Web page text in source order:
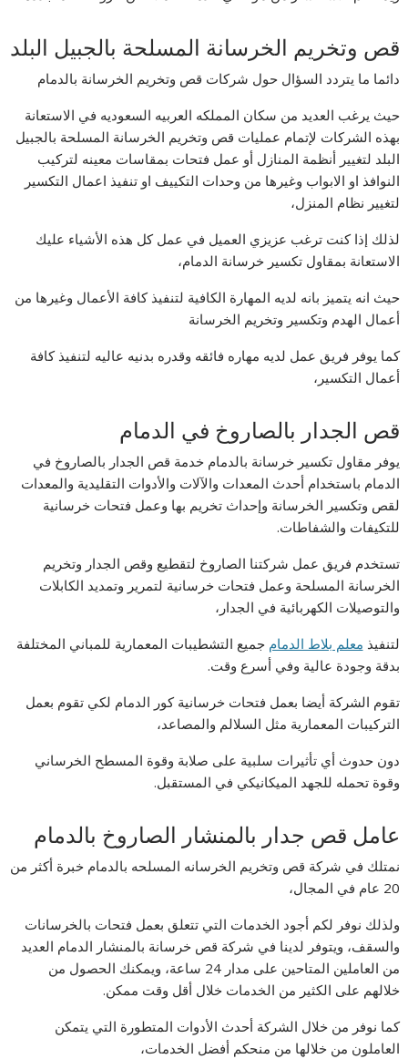
قص وتخريم الخرسانة المسلحة بالجبيل البلد
دائما ما يتردد السؤال حول شركات قص وتخريم الخرسانة بالدمام
حيث يرغب العديد من سكان المملكه العربيه السعوديه في الاستعانة
بهذه الشركات لإتمام عمليات قص وتخريم الخرسانة المسلحة بالجبيل
البلد لتغيير أنظمة المنازل أو عمل فتحات بمقاسات معينه لتركيب
النوافذ او الابواب وغيرها من وحدات التكييف او تنفيذ اعمال التكسير
لتغيير نظام المنزل،
لذلك إذا كنت ترغب عزيزي العميل في عمل كل هذه الأشياء عليك
الاستعانة بمقاول تكسير خرسانة الدمام،
حيث انه يتميز بانه لديه المهارة الكافية لتنفيذ كافة الأعمال وغيرها من
أعمال الهدم وتكسير وتخريم الخرسانة
كما يوفر فريق عمل لديه مهاره فائقه وقدره بدنيه عاليه لتنفيذ كافة
أعمال التكسير،
قص الجدار بالصاروخ في الدمام
يوفر مقاول تكسير خرسانة بالدمام خدمة قص الجدار بالصاروخ في
الدمام باستخدام أحدث المعدات والآلات والأدوات التقليدية والمعدات
لقص وتكسير الخرسانة وإحداث تخريم بها وعمل فتحات خرسانية
للتكيفات والشفاطات.
تستخدم فريق عمل شركتنا الصاروخ لتقطيع وقص الجدار وتخريم
الخرسانة المسلحة وعمل فتحات خرسانية لتمرير وتمديد الكابلات
والتوصيلات الكهربائية في الجدار،
لتنفيذ معلم بلاط الدمام جميع التشطيبات المعمارية للمباني المختلفة
بدقة وجودة عالية وفي أسرع وقت.
تقوم الشركة أيضا بعمل فتحات خرسانية كور الدمام لكي تقوم بعمل
التركيبات المعمارية مثل السلالم والمصاعد،
دون حدوث أي تأثيرات سلبية على صلابة وقوة المسطح الخرساني
وقوة تحمله للجهد الميكانيكي في المستقبل.
عامل قص جدار بالمنشار الصاروخ بالدمام
نمتلك في شركة قص وتخريم الخرسانه المسلحه بالدمام خبرة أكثر من
20 عام في المجال،
ولذلك نوفر لكم أجود الخدمات التي تتعلق بعمل فتحات بالخرسانات
والسقف، ويتوفر لدينا في شركة قص خرسانة بالمنشار الدمام العديد
من العاملين المتاحين على مدار 24 ساعة، ويمكنك الحصول من
خلالهم على الكثير من الخدمات خلال أقل وقت ممكن.
كما نوفر من خلال الشركة أحدث الأدوات المتطورة التي يتمكن
العاملون من خلالها من منحكم أفضل الخدمات،